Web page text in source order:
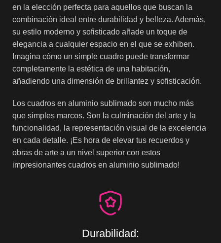
en la elección perfecta para aquellos que buscan la
combinación ideal entre durabilidad y belleza. Además,
su estilo moderno y sofisticado añade un toque de
elegancia a cualquier espacio en el que se exhiben.
Imagina cómo un simple cuadro puede transformar
completamente la estética de una habitación,
añadiendo una dimensión de brillantez y sofisticación.
Los cuadros en aluminio sublimado son mucho más
que simples marcos. Son la culminación del arte y la
funcionalidad, la representación visual de la excelencia
en cada detalle. ¡Es hora de elevar tus recuerdos y
obras de arte a un nivel superior con estos
impresionantes cuadros en aluminio sublimado!
Durabilidad: